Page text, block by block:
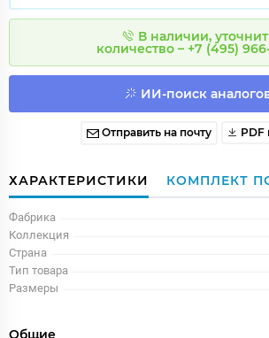
В наличии,
количество – +7 (495) 966-
ИИ-поиск
Отправить на почту PDF
ХАРАКТЕРИСТИКИ КОМПЛЕКТ
Фабрика
Коллекция
Страна
Тип товара
Размеры
Общие